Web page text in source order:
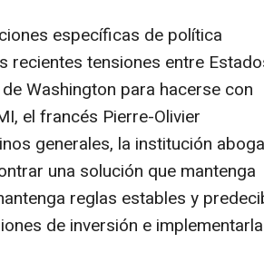
específicas de política
recientes tensiones entre
Washington para hacerse con
el francés Pierre-Olivier
generales, la institución aboga
una solución que mantenga
reglas estables y
de inversión e